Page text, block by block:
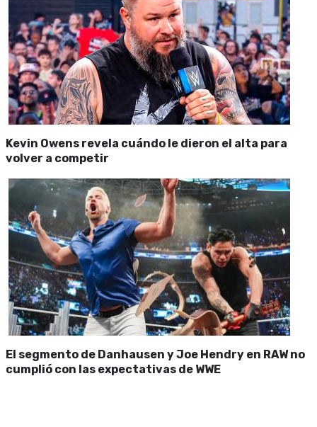
Kevin Owens revela cuándo le dieron el alta para
volver a competir
El segmento de Danhausen y Joe Hendry en RAW no
cumplió con las expectativas de WWE